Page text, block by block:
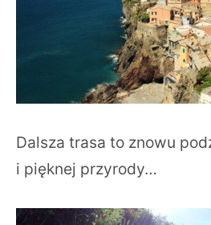
Dalsza trasa to znowu
i pięknej przyrody…